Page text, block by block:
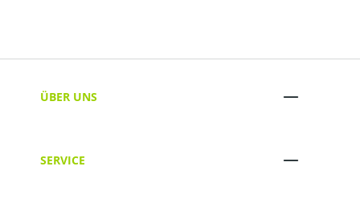
ÜBER UNS
SERVICE